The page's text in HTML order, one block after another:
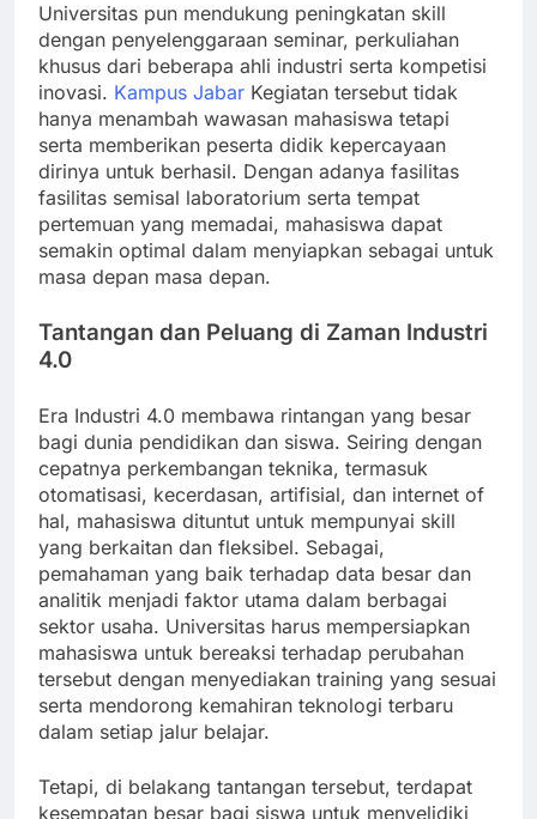
Universitas pun mendukung peningkatan skill
dengan penyelenggaraan seminar, perkuliahan
khusus dari beberapa ahli industri serta kompetisi
inovasi. Kampus Jabar Kegiatan tersebut tidak
hanya menambah wawasan mahasiswa tetapi
serta memberikan peserta didik kepercayaan
dirinya untuk berhasil. Dengan adanya fasilitas
fasilitas semisal laboratorium serta tempat
pertemuan yang memadai, mahasiswa dapat
semakin optimal dalam menyiapkan sebagai untuk
masa depan masa depan.
Tantangan dan Peluang di Zaman Industri
4.0
Era Industri 4.0 membawa rintangan yang besar
bagi dunia pendidikan dan siswa. Seiring dengan
cepatnya perkembangan teknika, termasuk
otomatisasi, kecerdasan, artifisial, dan internet of
hal, mahasiswa dituntut untuk mempunyai skill
yang berkaitan dan fleksibel. Sebagai,
pemahaman yang baik terhadap data besar dan
analitik menjadi faktor utama dalam berbagai
sektor usaha. Universitas harus mempersiapkan
mahasiswa untuk bereaksi terhadap perubahan
tersebut dengan menyediakan training yang sesuai
serta mendorong kemahiran teknologi terbaru
dalam setiap jalur belajar.
Tetapi, di belakang tantangan tersebut, terdapat
kesempatan besar bagi siswa untuk menyelidiki